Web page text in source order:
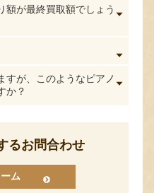
額が最終買取額でしょう
すが、このようなピアノ
か？
るお問合わせ
ム